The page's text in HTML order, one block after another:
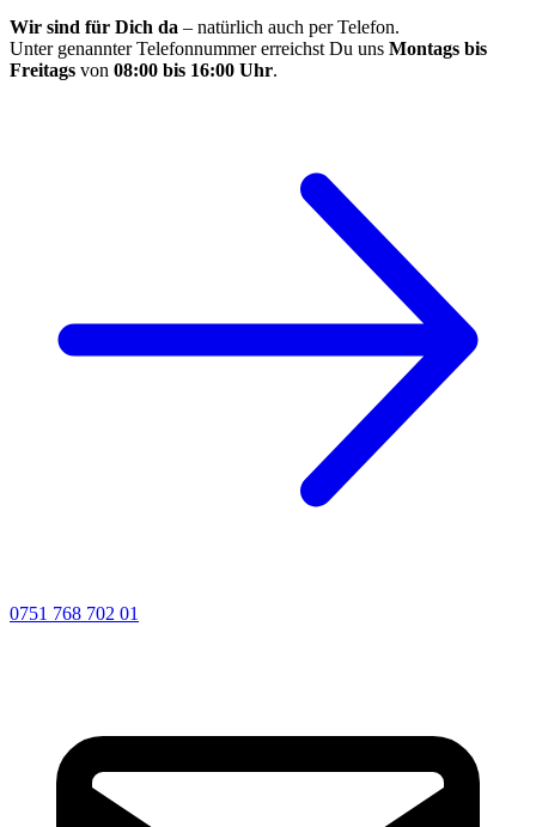
Wir sind für Dich da – natürlich auch per Telefon.
Unter genannter Telefonnummer erreichst Du uns Montags bis
Freitags von 08:00 bis 16:00 Uhr.
0751 768 702 01